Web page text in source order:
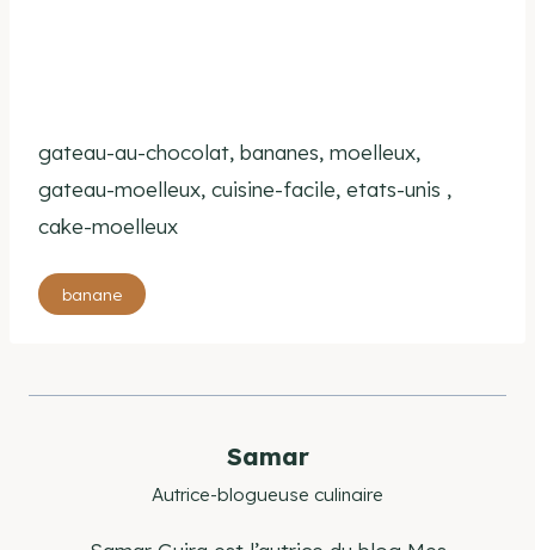
gateau-au-chocolat, bananes, moelleux,
gateau-moelleux, cuisine-facile, etats-unis ,
cake-moelleux
Étiquettes
de
publication :
banane
Samar
Autrice-blogueuse culinaire